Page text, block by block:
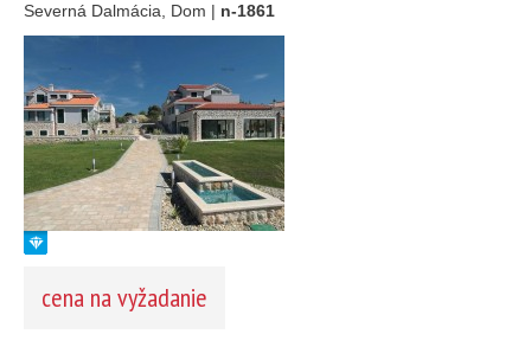
46
193
55
5
OD MORA DO(m)
OBLASŤ(môžete vybrať viacej položiek)
Istria (3)
Kvarner (9)
Južná Dalmácia (34)
Severná Dalmácia, Dom | n-1861
cena na vyžadanie